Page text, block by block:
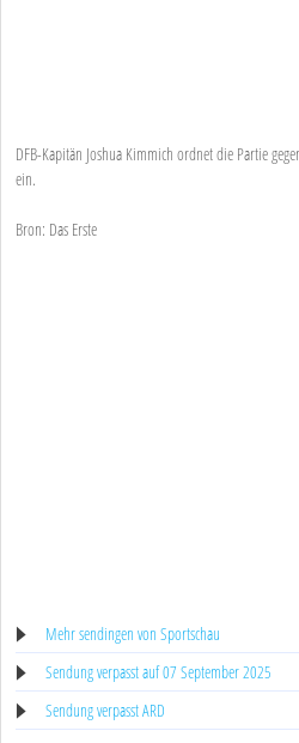
DFB-Kapitän Joshua Kimmich ordnet die Partie
ein.
Bron: Das Erste
Mehr sendingen von Sportschau
Sendung verpasst auf 07 September 2025
Sendung verpasst ARD